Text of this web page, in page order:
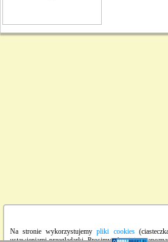
Na stronie wykorzystujemypliki cookies
ustawieniami przeglądarki. Prosimy również o